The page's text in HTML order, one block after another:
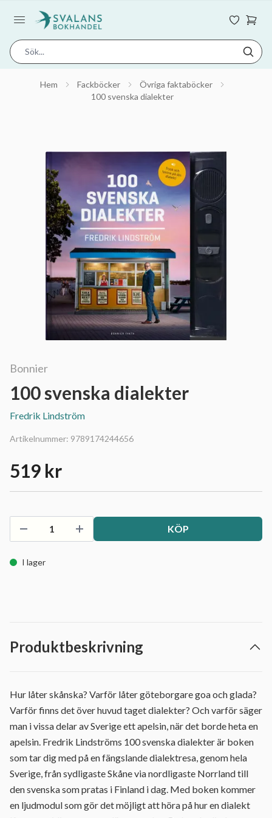
Hem Fackböcker
Övriga faktaböcker
100 svenska dialekter
Bonnier
100 svenska dialekter
Fredrik Lindström
Artikelnummer: 9789174244656
519 kr
KÖP
I lager
Produktbeskrivning
Hur låter skånska? Varför låter göteborgare goa och glada?
Varför finns det över huvud taget dialekter? Och varför säger
man i vissa delar av Sverige ett apelsin, när det borde heta en
apelsin. Fredrik Lindströms 100 svenska dialekter är boken
som tar dig med på en fängslande dialektresa, genom hela
Sverige, från sydligaste Skåne via nordligaste Norrland till
den svenska som pratas i Finland i dag. Med boken kommer
en ljudmodul som gör det möjligt att höra på hur en dialekt